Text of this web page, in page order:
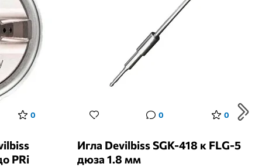
0
PRi
0 0
Игла Devilbiss SGK-418 к FLG-5
дюза 1.8 мм